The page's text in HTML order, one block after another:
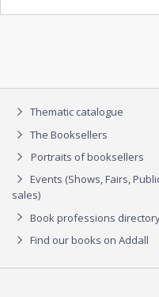
Thematic catalogue
The Booksellers
Portraits of booksellers
Events (Shows, Fairs,
sales)
Book professions
Find our books on Addall